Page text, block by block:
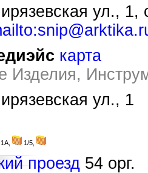
ул., 1,
карта
Изделия,
ул., 1
1А,
1/5,
проезд 54 орг.